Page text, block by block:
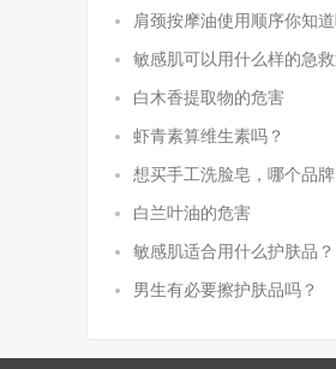
肩颈按摩油使用顺序你知道
敏感肌可以用什么样的急
白木香提取物的危害
虾青素算维生素吗？
想买手工洗脸皂，哪个品
白兰叶油的危害
敏感肌适合用什么护肤品？
男生有必要擦护肤品吗？